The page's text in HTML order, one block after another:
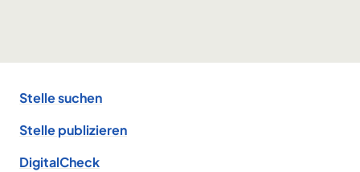
Stelle suchen
Stelle publizieren
DigitalCheck